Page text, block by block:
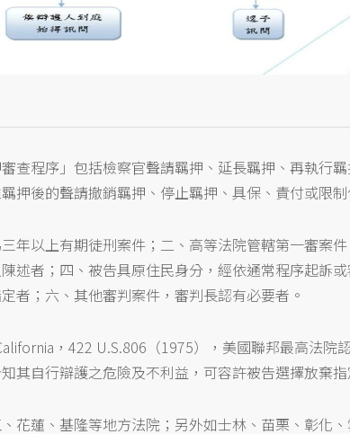
查程序」包括檢察官聲請羈押、延長羈押、再執行
押後的聲請撤銷羈押、停止羈押、具保、責付或限制
年以上有期徒刑案件；二、高等法院管轄第一審案
述者；四、被告具原住民身分，經依通常程序起訴
者；六、其他審判案件，審判長認有必要者。
，422 U.S.806（1975），美國聯邦最高法院
其自行辯護之危險及不利益，可容許被告選擇放棄
花蓮、基隆等地方法院；另外如士林、苗栗、彰化